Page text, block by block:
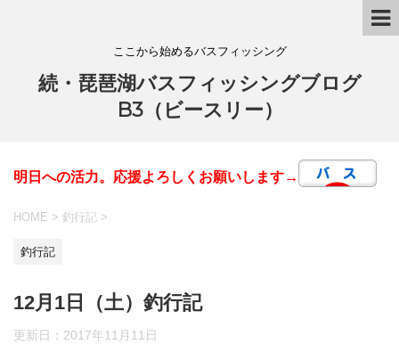
ここから始めるバスフィッシング
続・琵琶湖バスフィッシングブログ
B3（ビースリー）
明日への活力。応援よろしくお願いします→
HOME > 釣行記 >
釣行記
12月1日（土）釣行記
更新日： 2017年11月11日